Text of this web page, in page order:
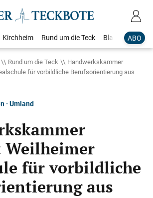
ABO
Kirchheim Rund um die Teck Blaulicht
Rund um die Teck
Handwerkskammer
für vorbildliche Berufsorientierung aus
· Umland
Weilheimer
für vorbildliche
aus